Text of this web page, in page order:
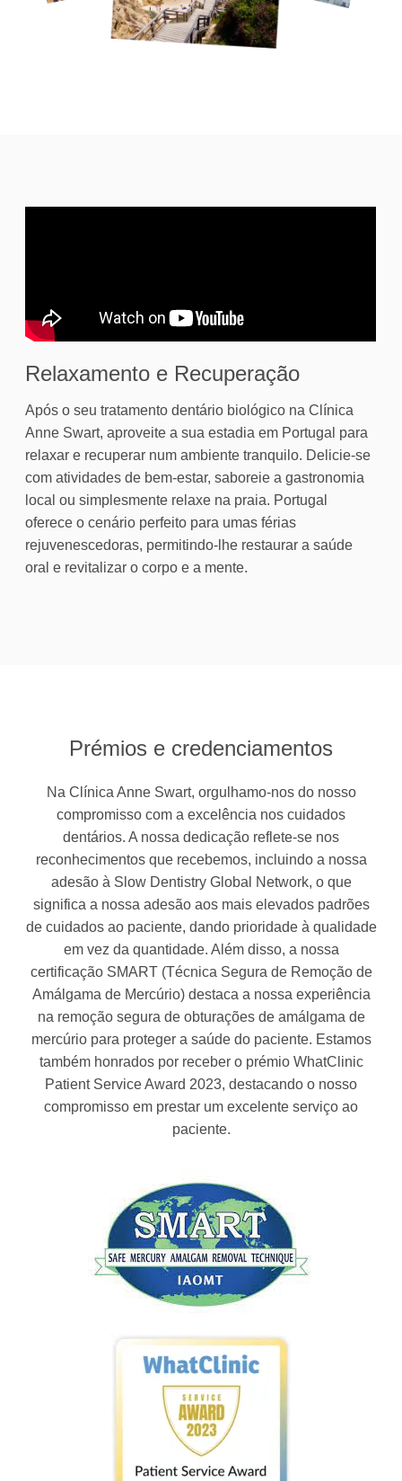
Relaxamento e Recuperação
Após o seu tratamento dentário biológico na Clínica
Anne Swart, aproveite a sua estadia em Portugal para
relaxar e recuperar num ambiente tranquilo. Delicie-se
com atividades de bem-estar, saboreie a gastronomia
local ou simplesmente relaxe na praia. Portugal
oferece o cenário perfeito para umas férias
rejuvenescedoras, permitindo-lhe restaurar a saúde
oral e revitalizar o corpo e a mente.
Prémios e credenciamentos
Na Clínica Anne Swart, orgulhamo-nos do nosso
compromisso com a excelência nos cuidados
dentários. A nossa dedicação reflete-se nos
reconhecimentos que recebemos, incluindo a nossa
adesão à Slow Dentistry Global Network, o que
significa a nossa adesão aos mais elevados padrões
de cuidados ao paciente, dando prioridade à qualidade
em vez da quantidade. Além disso, a nossa
certificação SMART (Técnica Segura de Remoção de
Amálgama de Mercúrio) destaca a nossa experiência
na remoção segura de obturações de amálgama de
mercúrio para proteger a saúde do paciente. Estamos
também honrados por receber o prémio WhatClinic
Patient Service Award 2023, destacando o nosso
compromisso em prestar um excelente serviço ao
paciente.